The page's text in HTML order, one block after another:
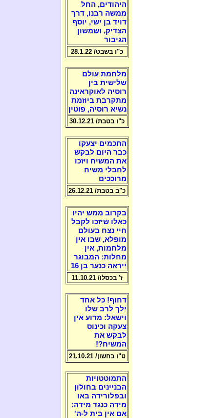
היהודים, החל
ממשה רבנו, דרך
דויד בן ישי, יוסף
הצדיק, ושמשון
הגיבור
כ"ו בשבט/ 28.1.22
מלחמת עולם
שלישית בין
רוסיה לאוקראינה
מתקרבת ביוזמת
נשיא רוסיה, פוטין
כ"ו בטבת/ 30.12.21
החכמים יצעקו
כבר היום לבקש
את המשיח ויזכו
לחבלי משיח
מרוככים
כ"ב בטבת/ 26.12.21
בקרוב ממש יהיו
כאלו שיזכו לקבל
חיי נצח בעולם
מופלא, שבו אין
מלחמות, אין
מחלות: המבוגר
ייראה כנער בן 16
ז' בכסלו/ 11.10.21
דחוף! כל אחד
ילך לרב שלו
וישאל: מדוע אין
צעקה וכינוס
לבקש את
המשיח?!
ט"ו בחשון/ 21.10.21
התמוטטויות
הבניינים בחולון
ובפלורידה באו
מידה כנגד מידה:
אם אין בית ל-ה'